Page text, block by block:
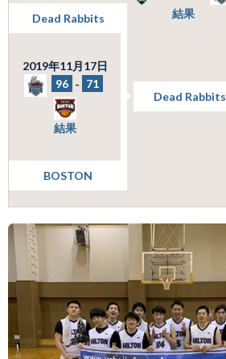
結果
Dead Rabbits
2019年11月17日
96 - 71
結果
Dead Rabbits
BOSTON